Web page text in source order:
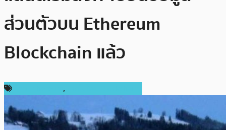
ส่วนตัวบน Ethereum
Blockchain แล้ว
,